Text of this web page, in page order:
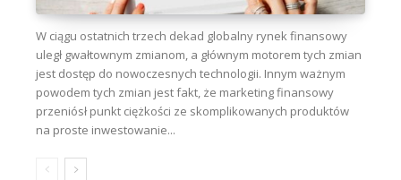
W ciągu ostatnich trzech dekad globalny rynek finansowy
uległ gwałtownym zmianom, a głównym motorem tych zmian
jest dostęp do nowoczesnych technologii. Innym ważnym
powodem tych zmian jest fakt, że marketing finansowy
przeniósł punkt ciężkości ze skomplikowanych produktów
na proste inwestowanie...